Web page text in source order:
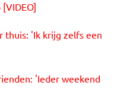
thuis: 'Ik krijg zelfs een
'Ieder weekend